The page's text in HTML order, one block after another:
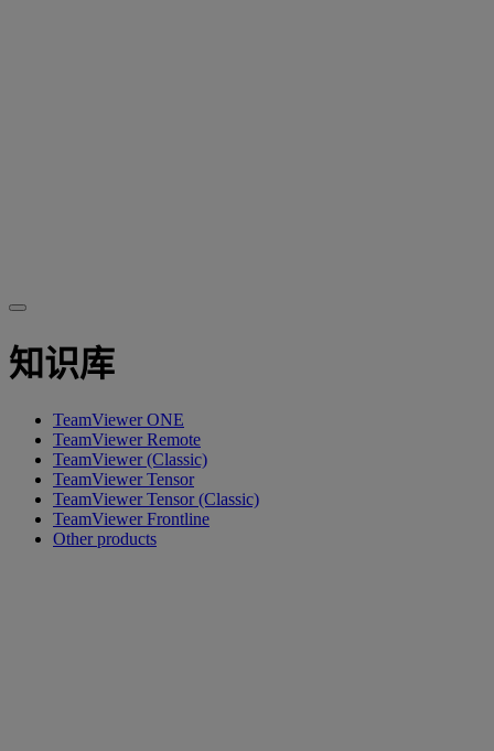
知识库
TeamViewer ONE
TeamViewer Remote
TeamViewer (Classic)
TeamViewer Tensor
TeamViewer Tensor (Classic)
TeamViewer Frontline
Other products